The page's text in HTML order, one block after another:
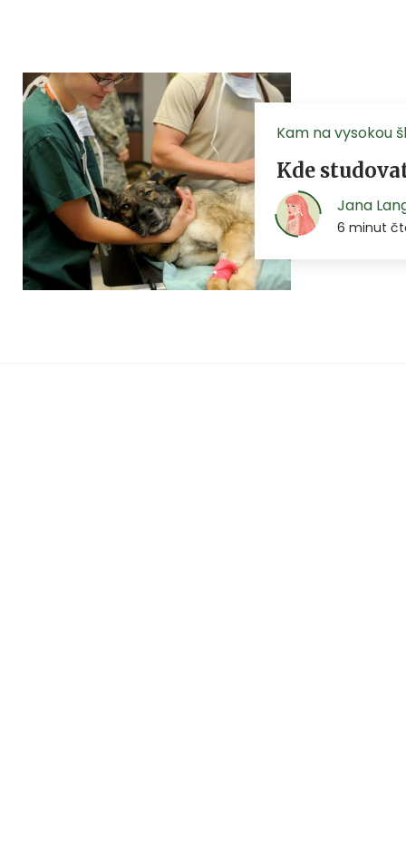
Kam na vysokou
Kde
Jana
6 minut